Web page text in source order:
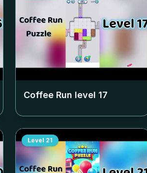
Coffee Run level 17
Level 21